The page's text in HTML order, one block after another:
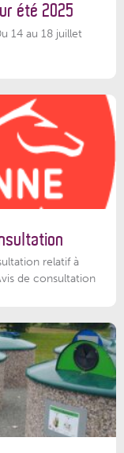
été 2025
14 au 18 juillet
relatif à
de consultation